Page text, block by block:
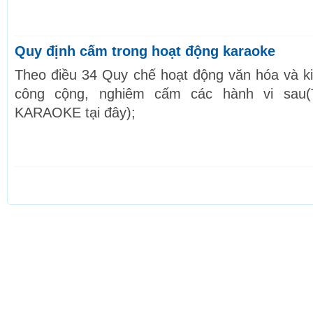
Quy định cấm trong hoạt động karaoke
Theo điều 34 Quy chế hoạt động văn hóa và
công cộng, nghiêm cấm các hành vi
KARAOKE tại đây);